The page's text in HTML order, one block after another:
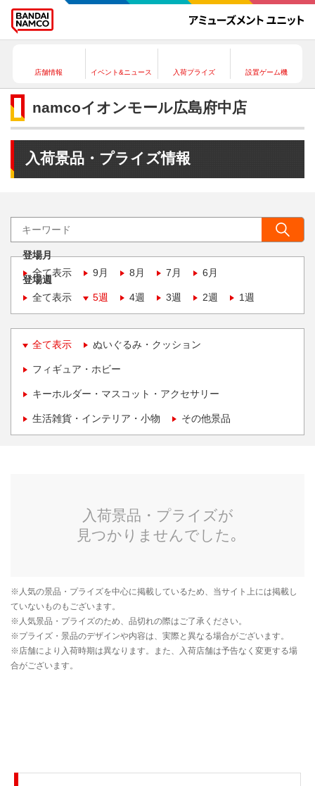
店舗情報 イベント&ニュース 入荷プライズ 設置ゲーム機
namcoイオンモール広島府中店
入荷景品・プライズ情報
登場月
全て表示
9月 8月 7月 6月
登場週
全て表示
5週 4週 3週 2週 1週
全て表示 ぬいぐるみ・クッション
フィギュア・ホビー
キーホルダー・マスコット・アクセサリー
生活雑貨・インテリア・小物 その他景品